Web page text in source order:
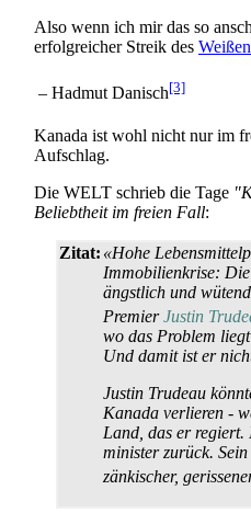
Also wenn ich mir das so
erfolgreicher Streik des
– Hadmut Danisch[3]
Kanada ist wohl nicht nur im
Aufschlag.
Die WELT schrieb die Tage
Beliebtheit im freien Fall:
Zitat: «Hohe
Immobilienkrise:
ängstlich und
PremierJustin
wo das Problem
Und damit ist er
Justin Trudeau
Kanada verlieren -
Land, das er
minister zurück.
zänkischer,